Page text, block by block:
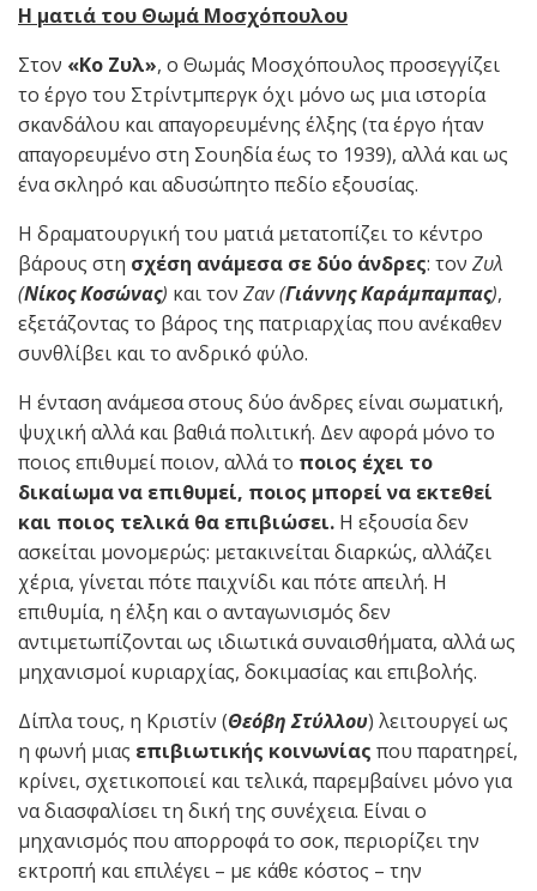
Η ματιά του Θωμά Μοσχόπουλου
Στον «Κο Ζυλ», ο Θωμάς Μοσχόπουλος προσεγγίζει
το έργο του Στρίντμπεργκ όχι μόνο ως μια ιστορία
σκανδάλου και απαγορευμένης έλξης (τα έργο ήταν
απαγορευμένο στη Σουηδία έως το 1939), αλλά και ως
ένα σκληρό και αδυσώπητο πεδίο εξουσίας.
Η δραματουργική του ματιά μετατοπίζει το κέντρο
βάρους στη σχέση ανάμεσα σε δύο άνδρες: τον Ζυλ
(Νίκος Κοσώνας) και τον Ζαν (Γιάννης Καράμπαμπας),
εξετάζοντας το βάρος της πατριαρχίας που ανέκαθεν
συνθλίβει και το ανδρικό φύλο.
Η ένταση ανάμεσα στους δύο άνδρες είναι σωματική,
ψυχική αλλά και βαθιά πολιτική. Δεν αφορά μόνο το
ποιος επιθυμεί ποιον, αλλά το ποιος έχει το
δικαίωμα να επιθυμεί, ποιος μπορεί να εκτεθεί
και ποιος τελικά θα επιβιώσει. Η εξουσία δεν
ασκείται μονομερώς: μετακινείται διαρκώς, αλλάζει
χέρια, γίνεται πότε παιχνίδι και πότε απειλή. Η
επιθυμία, η έλξη και ο ανταγωνισμός δεν
αντιμετωπίζονται ως ιδιωτικά συναισθήματα, αλλά ως
μηχανισμοί κυριαρχίας, δοκιμασίας και επιβολής.
Δίπλα τους, η Κριστίν (Θεόβη Στύλλου) λειτουργεί ως
η φωνή μιας επιβιωτικής κοινωνίας που παρατηρεί,
κρίνει, σχετικοποιεί και τελικά, παρεμβαίνει μόνο για
να διασφαλίσει τη δική της συνέχεια. Είναι ο
μηχανισμός που απορροφά το σοκ, περιορίζει την
εκτροπή και επιλέγει – με κάθε κόστος – την